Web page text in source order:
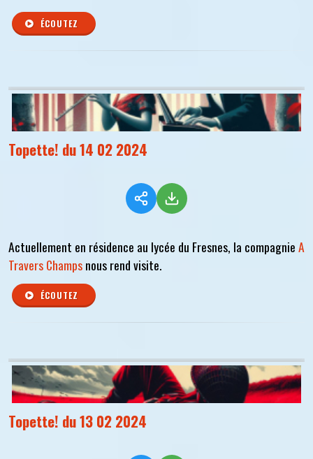
ÉCOUTEZ
Topette! du 14 02 2024
Actuellement en résidence au lycée du Fresnes, la compagnieA
Travers Champsnous rend visite.
ÉCOUTEZ
Topette! du 13 02 2024